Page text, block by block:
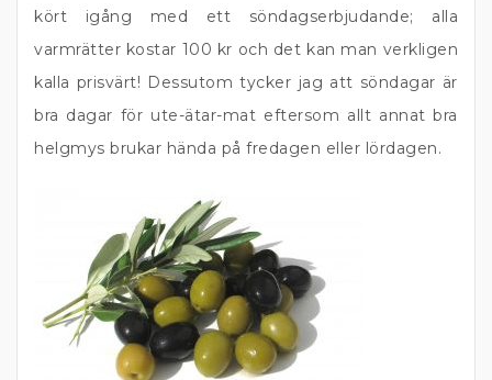
kört igång med ett söndagserbjudande; alla
varmrätter kostar 100 kr och det kan man verkligen
kalla prisvärt! Dessutom tycker jag att söndagar är
bra dagar för ute-ätar-mat eftersom allt annat bra
helgmys brukar hända på fredagen eller lördagen.